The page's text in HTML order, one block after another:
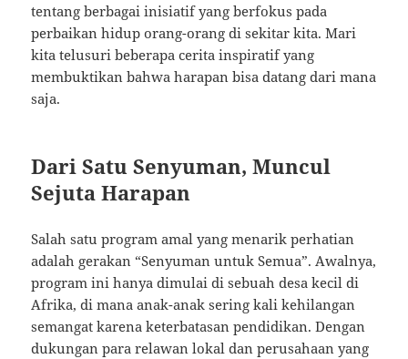
tentang berbagai inisiatif yang berfokus pada
perbaikan hidup orang-orang di sekitar kita. Mari
kita telusuri beberapa cerita inspiratif yang
membuktikan bahwa harapan bisa datang dari mana
saja.
Dari Satu Senyuman, Muncul
Sejuta Harapan
Salah satu program amal yang menarik perhatian
adalah gerakan “Senyuman untuk Semua”. Awalnya,
program ini hanya dimulai di sebuah desa kecil di
Afrika, di mana anak-anak sering kali kehilangan
semangat karena keterbatasan pendidikan. Dengan
dukungan para relawan lokal dan perusahaan yang